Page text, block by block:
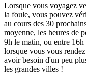
Lorsque vous voyagez
la foule, vous pouvez
au cours des 30
moyenne, les heures de
9h le matin, ou entre
lorsque vous vous
avoir besoin d'un peu
les grandes villes !